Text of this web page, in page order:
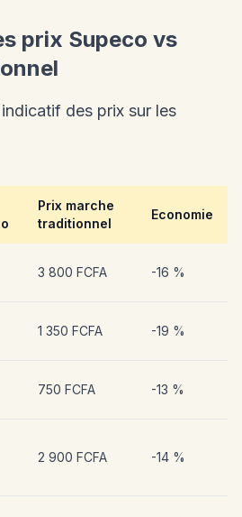
prix Supeco vs
des prix sur les
Prix marche
traditionnel
Economie
3 800 FCFA -16 %
1 350 FCFA -19 %
750 FCFA -13 %
2 900 FCFA -14 %